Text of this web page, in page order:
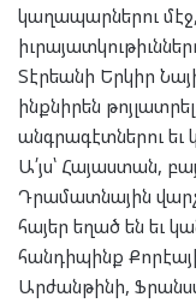
կաղապարներու
Տէրեանի Երկիր
ինքնիրեն
անգրագէտներու եւ
Ա՛յս՝ Հայաստան,
Դրամատնային
հայեր եղած են եւ
հանդիպինք
Արժանթինի,